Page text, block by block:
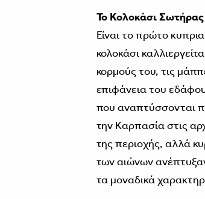
Το Κολοκάσι
Είναι το πρώτο
κολοκάσι
κορμούς του, τις
επιφάνεια του
που αναπτύσσονται
την Καρπασία στις
της περιοχής, αλλά
των αιώνων ανέπτυξαν
τα μοναδικά